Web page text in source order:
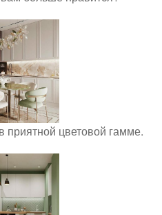
приятной цветовой гамме.